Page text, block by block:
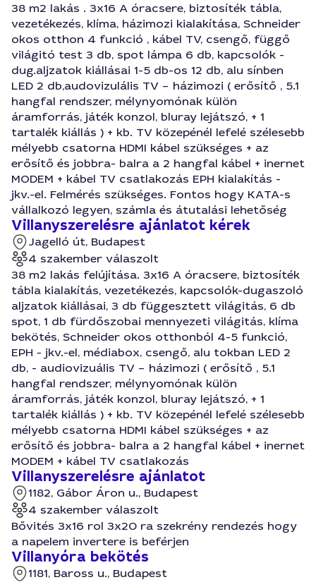
38 m2 lakás . 3x16 A óracsere, biztosíték tábla,
vezetékezés, klíma, házimozi kialakítása, Schneider
okos otthon 4 funkció , kábel TV, csengő, függő
világitó test 3 db, spot lámpa 6 db, kapcsolók -
dug.aljzatok kiállásai 1-5 db-os 12 db, alu sínben
LED 2 db,audovizulális TV – házimozi ( erősítő , 5.1
hangfal rendszer, mélynyomónak külön
áramforrás, játék konzol, bluray lejátszó, + 1
tartalék kiállás ) + kb. TV közepénél lefelé szélesebb
mélyebb csatorna HDMI kábel szükséges + az
erősítő és jobbra- balra a 2 hangfal kábel + inernet
MODEM + kábel TV csatlakozás EPH kialakítás -
jkv.-el. Felmérés szükséges. Fontos hogy KATA-s
vállalkozó legyen, számla és átutalási lehetőség
Villanyszerelésre ajánlatot kérek
Jagelló út, Budapest
4 szakember válaszolt
38 m2 lakás felújítása. 3x16 A óracsere, biztosíték
tábla kialakítás, vezetékezés, kapcsolók-dugaszoló
aljzatok kiállásai, 3 db függesztett világitás, 6 db
spot, 1 db fürdőszobai mennyezeti világitás, klíma
bekötés, Schneider okos otthonból 4-5 funkció,
EPH - jkv.-el, médiabox, csengő, alu tokban LED 2
db, - audiovizuális TV – házimozi ( erősítő , 5.1
hangfal rendszer, mélynyomónak külön
áramforrás, játék konzol, bluray lejátszó, + 1
tartalék kiállás ) + kb. TV közepénél lefelé szélesebb
mélyebb csatorna HDMI kábel szükséges + az
erősítő és jobbra- balra a 2 hangfal kábel + inernet
MODEM + kábel TV csatlakozás
Villanyszerelésre ajánlatot
1182, Gábor Áron u., Budapest
4 szakember válaszolt
Bővités 3x16 rol 3x20 ra szekrény rendezés hogy
a napelem invertere is beférjen
Villanyóra bekötés
1181, Baross u., Budapest